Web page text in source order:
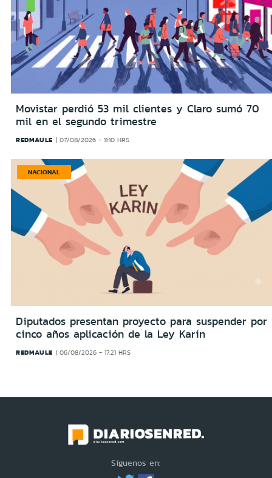
Movistar perdió 53 mil clientes y Claro sumó 70
mil en el segundo trimestre
REDMAULE 07/08/2026 - 11:10 HRS
NACIONAL
Diputados presentan proyecto para suspender por
cinco años aplicación de la Ley Karin
REDMAULE 06/08/2026 - 17:21 HRS
Síguenos en: